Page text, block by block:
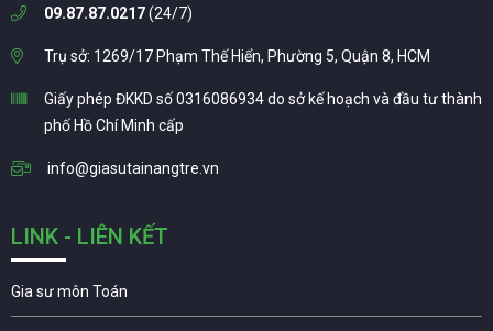
09.87.87.0217(24/7)
Trụ sở: 1269/17 Phạm Thế Hiển, Phường 5, Quận 8, HCM
Giấy phép ĐKKD số 0316086934 do sở kế hoạch và đầu tư thành
phố Hồ Chí Minh cấp
info@giasutainangtre.vn
LINK - LIÊN KẾT
Gia sư môn Toán